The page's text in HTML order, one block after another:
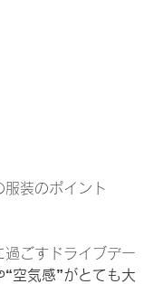
服装のポイント
過ごすドライブデー
“空気感”がとても大